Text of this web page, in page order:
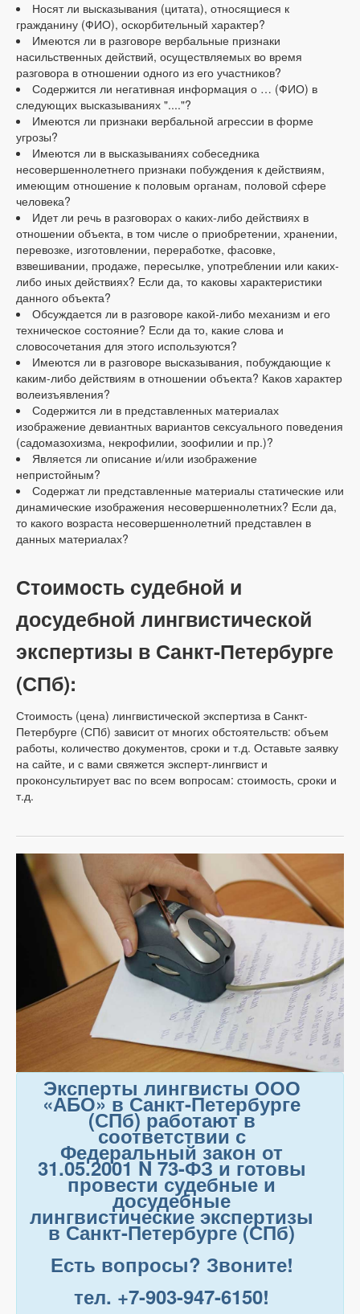
Носят ли высказывания (цитата), относящиеся к
гражданину (ФИО), оскорбительный характер?
Имеются ли в разговоре вербальные признаки
насильственных действий, осуществляемых во время
разговора в отношении одного из его участников?
Содержится ли негативная информация о … (ФИО) в
следующих высказываниях "...."?
Имеются ли признаки вербальной агрессии в форме
угрозы?
Имеются ли в высказываниях собеседника
несовершеннолетнего признаки побуждения к действиям,
имеющим отношение к половым органам, половой сфере
человека?
Идет ли речь в разговорах о каких-либо действиях в
отношении объекта, в том числе о приобретении, хранении,
перевозке, изготовлении, переработке, фасовке,
взвешивании, продаже, пересылке, употреблении или каких-
либо иных действиях? Если да, то каковы характеристики
данного объекта?
Обсуждается ли в разговоре какой-либо механизм и его
техническое состояние? Если да то, какие слова и
словосочетания для этого используются?
Имеются ли в разговоре высказывания, побуждающие к
каким-либо действиям в отношении объекта? Каков характер
волеизъявления?
Содержится ли в представленных материалах
изображение девиантных вариантов сексуального поведения
(садомазохизма, некрофилии, зоофилии и пр.)?
Является ли описание и/или изображение
непристойным?
Содержат ли представленные материалы статические или
динамические изображения несовершеннолетних? Если да,
то какого возраста несовершеннолетний представлен в
данных материалах?
Стоимость судебной и
досудебной лингвистической
экспертизы в Санкт-Петербурге
(СПб):
Стоимость (цена) лингвистической экспертиза в Санкт-
Петербурге (СПб) зависит от многих обстоятельств: объем
работы, количество документов, сроки и т.д. Оставьте заявку
на сайте, и с вами свяжется эксперт-лингвист и
проконсультирует вас по всем вопросам: стоимость, сроки и
т.д.
Эксперты лингвисты ООО
«АБО» в Санкт-Петербурге
(СПб) работают в
соответствии с
Федеральный закон от
31.05.2001 N 73-ФЗ и готовы
провести судебные и
досудебные
лингвистические экспертизы
в Санкт-Петербурге (СПб)
Есть вопросы? Звоните!
тел. +7-903-947-6150!